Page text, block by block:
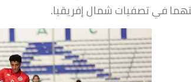
في تصفيات شمال إفريقيا.